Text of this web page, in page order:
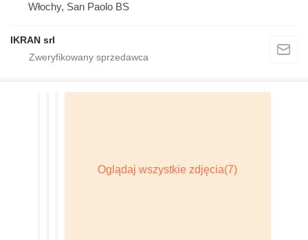
Włochy, San Paolo BS
IKRAN srl